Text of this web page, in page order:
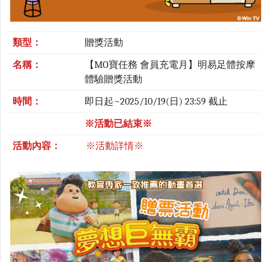
類型： 贈獎活動
名稱：
【MO寶任務 會員充電月】明易足體按摩
體驗贈獎活動
時間： 即日起~2025/10/19(日) 23:59 截止
※活動已結束※
活動內容： ※活動詳情※